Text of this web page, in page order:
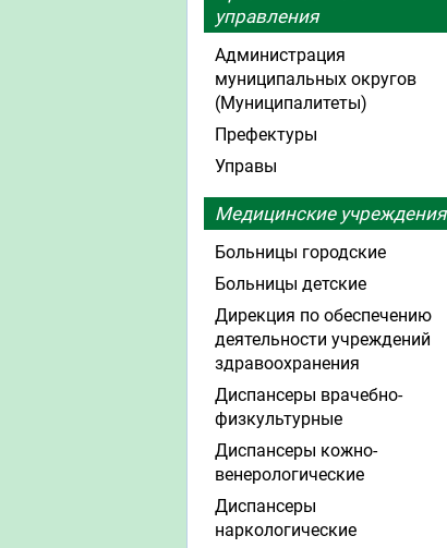
управления
Администрация
муниципальных округов
(Муниципалитеты)
Префектуры
Управы
Медицинские учреждения
Больницы городские
Больницы детские
Дирекция по обеспечению
деятельности учреждений
здравоохранения
Диспансеры врачебно-
физкультурные
Диспансеры кожно-
венерологические
Диспансеры
наркологические